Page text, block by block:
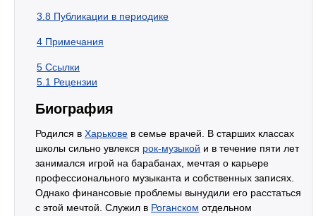
3.8 Публикации в периодике
4 Примечания
5 Ссылки
5.1 Рецензии
Биография
Родился в Харькове в семье врачей. В старших классах
школы сильно увлекся рок-музыкой и в течение пяти лет
занимался игрой на барабанах, мечтая о карьере
профессионального музыканта и собственных записях.
Однако финансовые проблемы вынудили его расстаться
с этой мечтой. Служил в Роганском отдельном